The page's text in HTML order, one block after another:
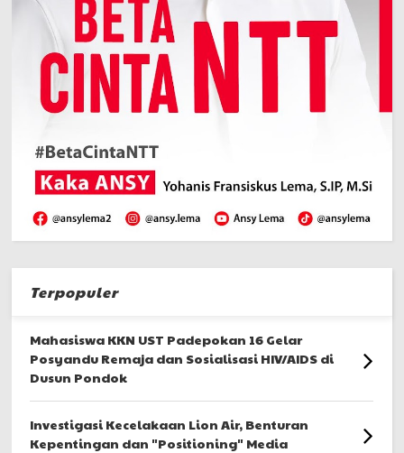
Terpopuler
Mahasiswa KKN UST Padepokan 16 Gelar
Posyandu Remaja dan Sosialisasi HIV/AIDS di
Dusun Pondok
Investigasi Kecelakaan Lion Air, Benturan
Kepentingan dan "Positioning" Media